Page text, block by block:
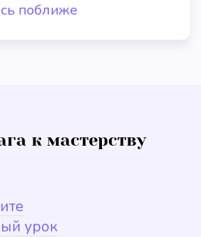
поближе
к мастерству
урок